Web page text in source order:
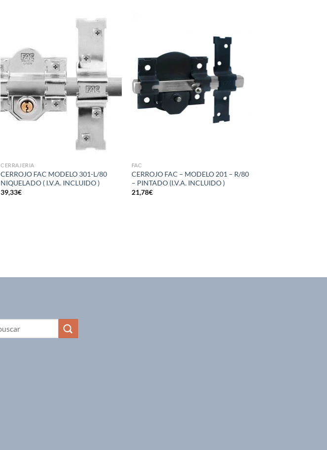
deseos
CERRAJERIA
CERROJO FAC MODELO 301-L/80
NIQUELADO ( I.V.A. INCLUIDO )
39,33€
Añadir
FAC
CERROJO FAC – MODELO 201 – R/80
– PINTADO (I.V.A. INCLUIDO )
21,78€